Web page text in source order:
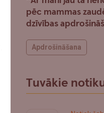
pēc mammas
dzīvības
Apdrošināšana
Tuvākie